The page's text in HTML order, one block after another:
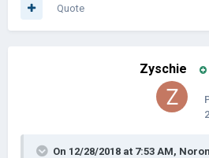
Quote
Zyschie
On 12/28/2018 at 7:53 AM, Noron